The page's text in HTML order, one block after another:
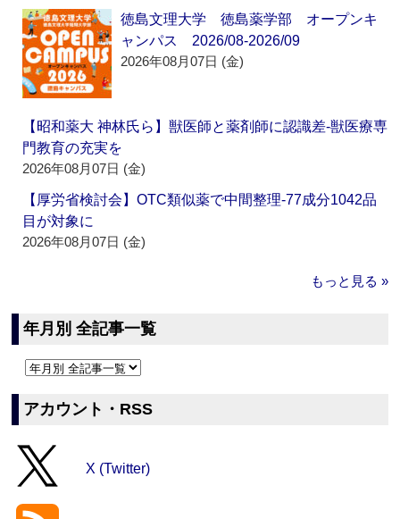
徳島文理大学 徳島薬学部 オープンキ
ャンパス 2026/08-2026/09
2026年08月07日 (金)
【昭和薬大 神林氏ら】獣医師と薬剤師に認識差‐獣医療専
門教育の充実を
2026年08月07日 (金)
【厚労省検討会】OTC類似薬で中間整理‐77成分1042品
目が対象に
2026年08月07日 (金)
もっと見る »
年月別 全記事一覧
アカウント・RSS
X (Twitter)